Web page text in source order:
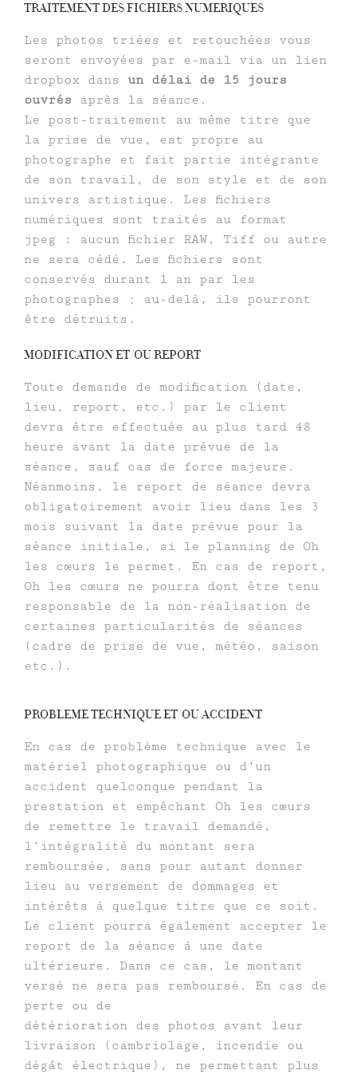
TRAITEMENT DES FICHIERS NUMERIQUES
Les photos triées et retouchées vous
seront envoyées par e-mail via un lien
dropbox dans un délai de 15 jours
ouvrés après la séance.
Le post-traitement au même titre que
la prise de vue, est propre au
photographe et fait partie intégrante
de son travail, de son style et de son
univers artistique. Les fichiers
numériques sont traités au format
jpeg : aucun fichier RAW, Tiff ou autre
ne sera cédé. Les fichiers sont
conservés durant 1 an par les
photographes ; au-delà, ils pourront
être détruits.
MODIFICATION ET/OU REPORT
Toute demande de modification (date,
lieu, report, etc.) par le client
devra être effectuée au plus tard 48
heure avant la date prévue de la
séance, sauf cas de force majeure.
Néanmoins, le report de séance devra
obligatoirement avoir lieu dans les 3
mois suivant la date prévue pour la
séance initiale, si le planning de Oh
les cœurs le permet. En cas de report,
Oh les cœurs ne pourra dont être tenu
responsable de la non-réalisation de
certaines particularités de séances
(cadre de prise de vue, météo, saison
etc.).
PROBLEME TECHNIQUE ET/OU ACCIDENT
En cas de problème technique avec le
matériel photographique ou d’un
accident quelconque pendant la
prestation et empêchant Oh les cœurs
de remettre le travail demandé,
l’intégralité du montant sera
remboursée, sans pour autant donner
lieu au versement de dommages et
intérêts à quelque titre que ce soit.
Le client pourra également accepter le
report de la séance à une date
ultérieure. Dans ce cas, le montant
versé ne sera pas remboursé. En cas de
perte ou de
détérioration des photos avant leur
livraison (cambriolage, incendie ou
dégât électrique), ne permettant plus